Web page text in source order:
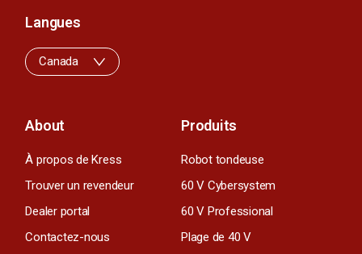
About
À propos de Kress
Trouver un revendeur
Dealer portal
Contactez-nous
Produits
Robot tondeuse
60 V Cybersystem
60 V Professional
Plage de 40 V
Langues
Canada